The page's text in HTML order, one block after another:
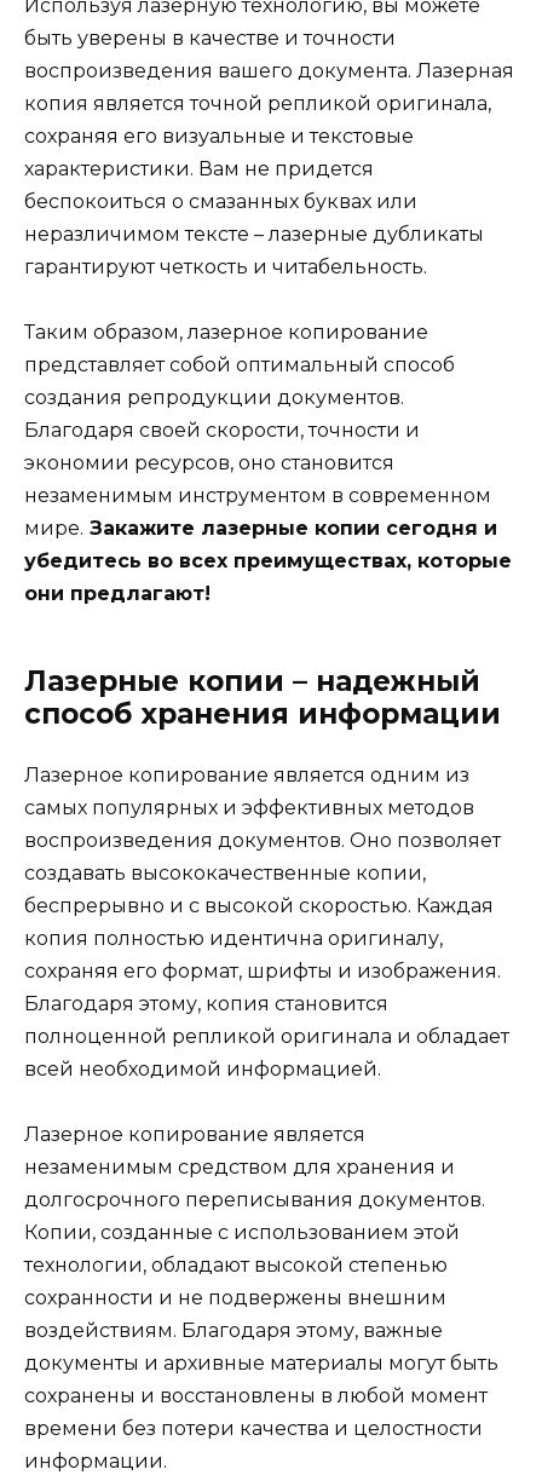
Используя лазерную технологию, вы можете
быть уверены в качестве и точности
воспроизведения вашего документа. Лазерная
копия является точной репликой оригинала,
сохраняя его визуальные и текстовые
характеристики. Вам не придется
беспокоиться о смазанных буквах или
неразличимом тексте – лазерные дубликаты
гарантируют четкость и читабельность.
Таким образом, лазерное копирование
представляет собой оптимальный способ
создания репродукции документов.
Благодаря своей скорости, точности и
экономии ресурсов, оно становится
незаменимым инструментом в современном
мире. Закажите лазерные копии сегодня и
убедитесь во всех преимуществах, которые
они предлагают!
Лазерные копии – надежный
способ хранения информации
Лазерное копирование является одним из
самых популярных и эффективных методов
воспроизведения документов. Оно позволяет
создавать высококачественные копии,
беспрерывно и с высокой скоростью. Каждая
копия полностью идентична оригиналу,
сохраняя его формат, шрифты и изображения.
Благодаря этому, копия становится
полноценной репликой оригинала и обладает
всей необходимой информацией.
Лазерное копирование является
незаменимым средством для хранения и
долгосрочного переписывания документов.
Копии, созданные с использованием этой
технологии, обладают высокой степенью
сохранности и не подвержены внешним
воздействиям. Благодаря этому, важные
документы и архивные материалы могут быть
сохранены и восстановлены в любой момент
времени без потери качества и целостности
информации.